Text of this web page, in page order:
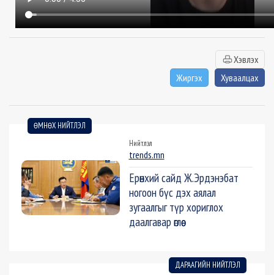
Хэвлэх
Жиргэх
Хуваалцах
ӨМНӨХ НИЙТЛЭЛ
Нийтлэл
trends.mn
Ерөнхий сайд Ж.Эрдэнэбат
ногоон бүс дэх аялал
зугаалгыг түр хориглох
даалгавар өглөө
ДАРААГИЙН НИЙТЛЭЛ